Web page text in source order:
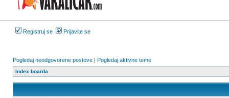
Registruj se Prijavite se
Pogledaj neodgovorene postove | Pogledaj aktivne teme
Index boarda